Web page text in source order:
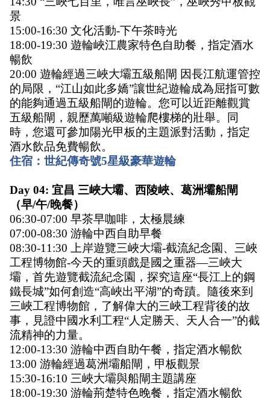
景
15:00-16:30 文化活動-下午茶時光
18:00-19:30 遊輪峽江農家特色自助餐，指定酒水
暢飲
20:00 遊輪經過三峽大壩五級船閘 因長江航運管控
的局限，“江山如此多嬌”讓世紀遊輪成為屈指可數
的能夠通過五級船閘的遊輪。您可以近距離觀賞
五級船閘，親歷萬噸級遊輪爬樓梯的壯舉。同
時，您還可參加陽光甲板的主題派對活動，指定
酒水飲品免費暢飲。
住宿：世紀傳奇號5星級豪華遊輪
Day 04: 宜昌 三峽大壩、西陵峽、葛洲壩船閘
（早/午/晚餐）
06:30-07:00 早茶早咖啡，太極晨練
07:00-08:30 游輪中西自助早餐
08:30-11:30 上岸遊覽三峽大壩-截流紀念園、三峽
工程博物館-今天的重頭戲是國之重器—三峽大
壩，首先遊覽截流紀念園，探究這座“長江上的鋼
鐵長城”如何創造“高峽出平湖”的奇蹟。隨後來到
三峽工程博物館，了解偉大的三峽工程背後的故
事，見證中國水利工程“人定勝天、天人合一”的截
流精神的力量。
12:00-13:30 游輪中西自助午餐，指定酒水暢飲
13:00 游輪經過葛洲壩船閘，甲板觀景
15:30-16:10 三峽大壩與船閘主題講座
18:00-19:30 游輪荊楚特色晚餐，指定酒水暢飲